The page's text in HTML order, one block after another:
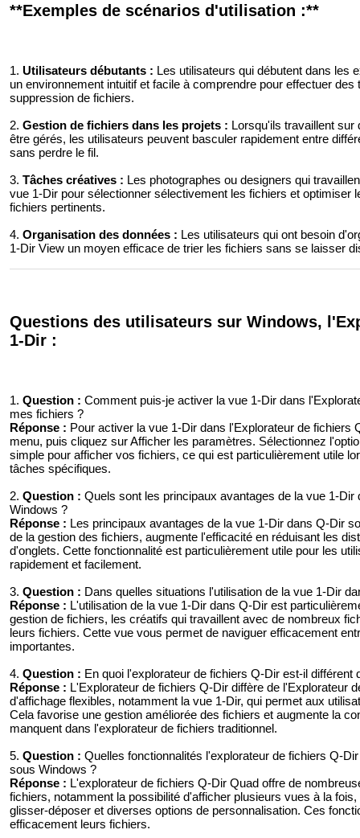
**Exemples de scénarios d'utilisation :**
1. Utilisateurs débutants : Les utilisateurs qui débutent dans les
un environnement intuitif et facile à comprendre pour effectuer
suppression de fichiers.
2. Gestion de fichiers dans les projets : Lorsqu'ils travaillent sur
être gérés, les utilisateurs peuvent basculer rapidement entre
sans perdre le fil.
3. Tâches créatives : Les photographes ou designers qui
vue 1-Dir pour sélectionner sélectivement les fichiers et optimiser
fichiers pertinents.
4. Organisation des données : Les utilisateurs qui ont besoin
1-Dir View un moyen efficace de trier les fichiers sans se laisser
Questions des utilisateurs sur Windows,
1-Dir :
1. Question : Comment puis-je activer la vue 1-Dir dans
mes fichiers ?
Réponse : Pour activer la vue 1-Dir dans l'Explorateur de
menu, puis cliquez sur Afficher les paramètres. Sélectionnez
simple pour afficher vos fichiers, ce qui est particulièrement utile
tâches spécifiques.
2. Question : Quels sont les principaux avantages de la vue 1-
Windows ?
Réponse : Les principaux avantages de la vue 1-Dir dans Q-Dir
de la gestion des fichiers, augmente l'efficacité en réduisant les
d'onglets. Cette fonctionnalité est particulièrement utile pour les
rapidement et facilement.
3. Question : Dans quelles situations l'utilisation de la vue 1-Dir
Réponse : L'utilisation de la vue 1-Dir dans Q-Dir est
gestion de fichiers, les créatifs qui travaillent avec de nombreux
leurs fichiers. Cette vue vous permet de naviguer efficacement
importantes.
4. Question : En quoi l'explorateur de fichiers Q-Dir est-il
Réponse : L'Explorateur de fichiers Q-Dir diffère de l'Explorateur
d'affichage flexibles, notamment la vue 1-Dir, qui permet aux
Cela favorise une gestion améliorée des fichiers et augmente la
manquent dans l'explorateur de fichiers traditionnel.
5. Question : Quelles fonctionnalités l'explorateur de fichiers Q-
sous Windows ?
Réponse : L'explorateur de fichiers Q-Dir Quad offre de
fichiers, notamment la possibilité d'afficher plusieurs vues à la
glisser-déposer et diverses options de personnalisation. Ces
efficacement leurs fichiers.